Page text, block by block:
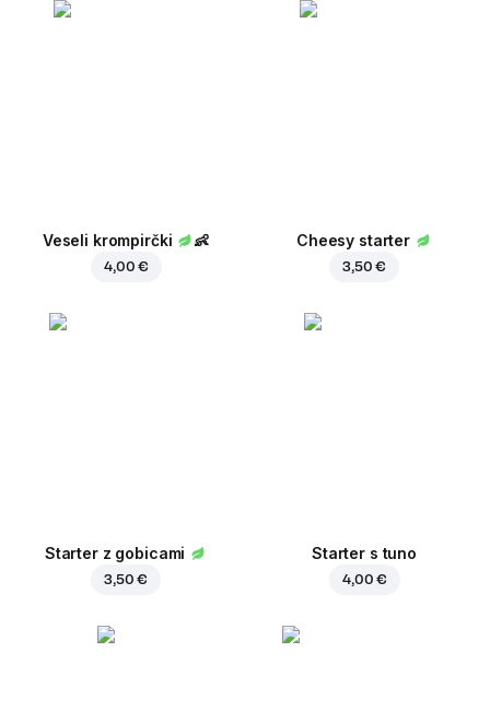
Veseli krompirčki 👶
4,00 €
Cheesy starter
3,50 €
Starter z gobicami
3,50 €
Starter s tuno
4,00 €